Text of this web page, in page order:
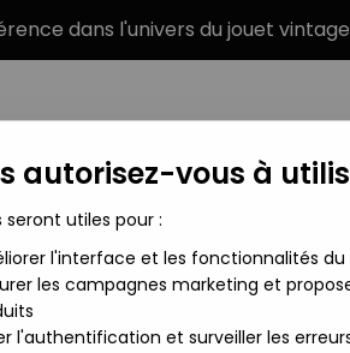
dans l'univers du jouet
MARQUES TYPE DE PRODUIT
autorisez-vous à
seront utiles pour :
l'interface et les fonctionnalités du
les campagnes marketing et
l'authentification et surveiller les